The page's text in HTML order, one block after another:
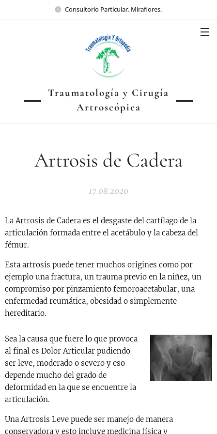
Consultorio Particular. Miraflores.
Traumatología y Cirugía
Artroscópica
Artrosis de Cadera
17.08.2020
La Artrosis de Cadera es el desgaste del cartílago de la
articulación formada entre el acetábulo y la cabeza del
fémur.
Esta artrosis puede tener muchos origines como por
ejemplo una fractura, un trauma previo en la niñez, un
compromiso por pinzamiento femoroacetabular, una
enfermedad reumática, obesidad o simplemente
hereditario.
Sea la causa que fuere lo que provoca
al final es Dolor Articular pudiendo
ser leve, moderado o severo y eso
depende mucho del grado de
deformidad en la que se encuentre la
articulación.
Una Artrosis Leve puede ser manejo de manera
conservadora y esto incluye medicina física y